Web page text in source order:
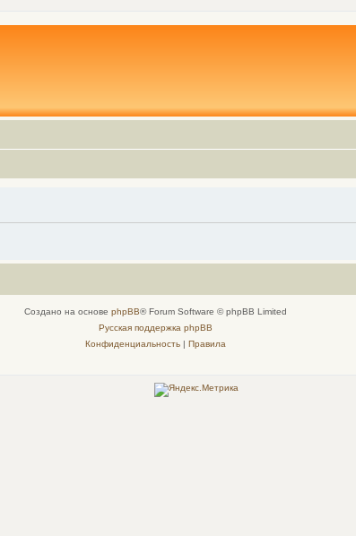
Создано на основе phpBB® Forum Software © phpBB Limited
Русская поддержка phpBB
Конфиденциальность| Правила